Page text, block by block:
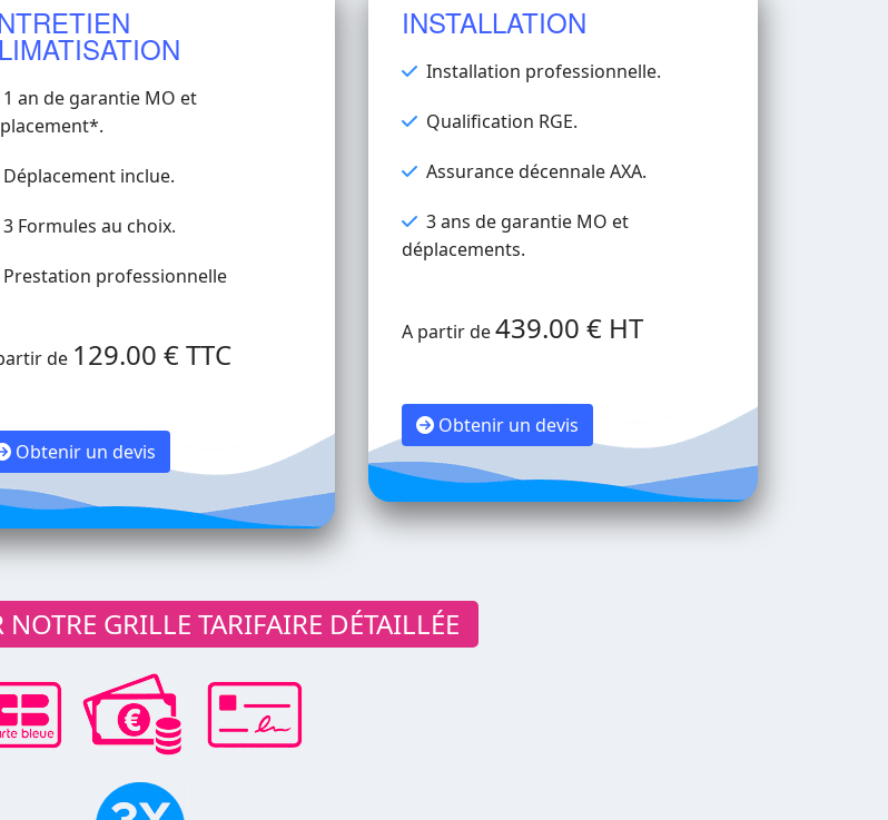
1 an de garantie MO et
Déplacement inclue.
3 Formules au choix.
Prestation professionnelle
de 129.00 € TTC
Obtenir un devis
INSTALLATION
Installation professionnelle.
Qualification RGE.
Assurance décennale AXA.
3 ans de garantie MO et
déplacements.
A partir de439.00 € HT
Obtenir un devis
GRILLE TARIFAIRE DÉTAILLÉE